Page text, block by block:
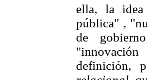
ella, la idea
pública" ,
de
"innovación
definición,